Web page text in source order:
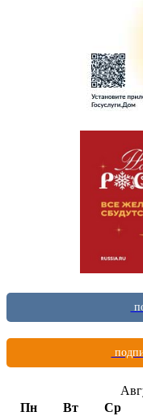
Пн
Вт Ср